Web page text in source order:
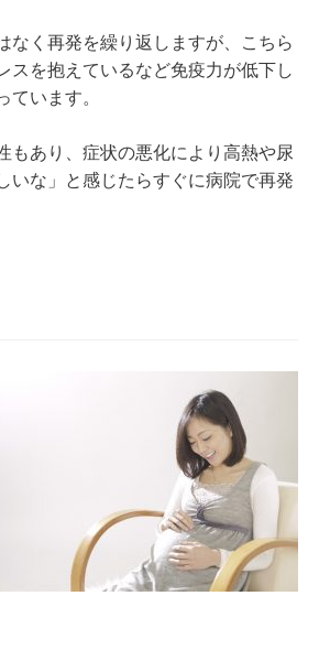
なく再発を繰り返しますが、こちら
スを抱えているなど免疫力が低下し
います。
もあり、症状の悪化により高熱や尿
いな」と感じたらすぐに病院で再発